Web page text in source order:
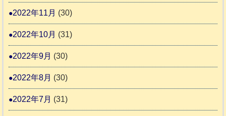
2022年11月 (30)
2022年10月 (31)
2022年9月 (30)
2022年8月 (30)
2022年7月 (31)